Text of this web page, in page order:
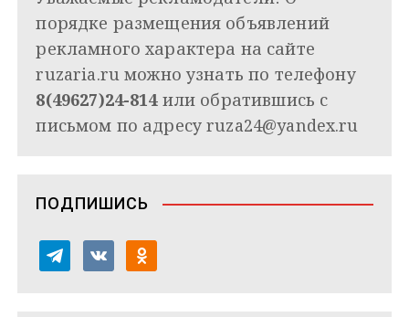
порядке размещения объявлений
рекламного характера на сайте
ruzaria.ru можно узнать по телефону
8(49627)24-814или обратившись с
письмом по адресуruza24@yandex.ru
ПОДПИШИСЬ
e
v
k
d